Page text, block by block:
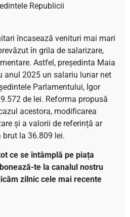
Republicii
încasează venituri mai mari
în grila de salarizare,
Astfel, președinta Maia
anul 2025 un salariu lunar net
Parlamentului, Igor
de lei. Reforma propusă
acestora, modificarea
și a valorii de referință ar
la 36.809 lei.
ce se întâmplă pe piața
te la canalul nostru
zilnic cele mai recente